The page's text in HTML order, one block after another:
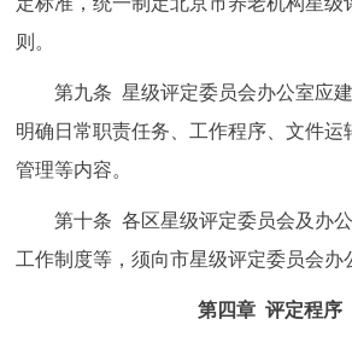
则。
第九条 星级评定委员会办公室应建
明确日常职责任务、工作程序、文件运
管理等内容。
第十条 各区星级评定委员会及办公
工作制度等，须向市星级评定委员会办
第四章 评定程序